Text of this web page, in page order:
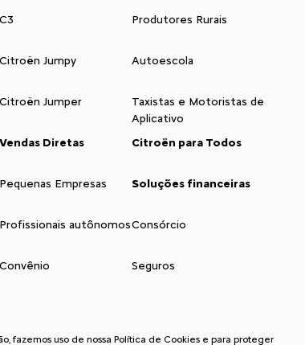
C3
Citroën Jumpy
Citroën Jumper
Vendas Diretas
Pequenas Empresas
Profissionais autônomos
Convênio
Produtores Rurais
Autoescola
Taxistas e Motoristas de
Aplicativo
Citroën para Todos
Soluções financeiras
Consórcio
Seguros
fazemos uso de nossa Política de Cookies e para proteger